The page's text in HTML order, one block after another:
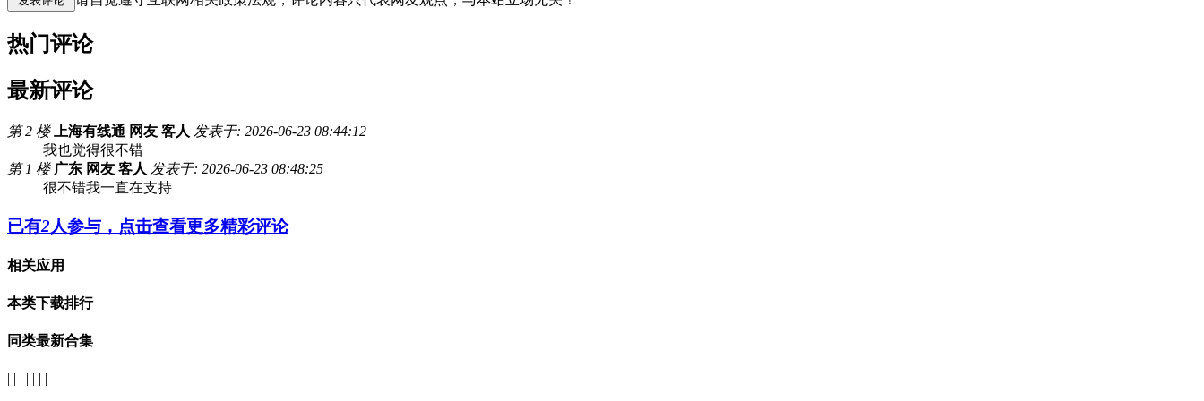
热门评论
最新评论
第 2 楼 上海有线通 网友 客人 发表于: 2026-06-23 08:44:12
我也觉得很不错
第 1 楼 广东 网友 客人 发表于: 2026-06-23 08:48:25
很不错我一直在支持
已有2人参与，点击查看更多精彩评论
相关应用
本类下载排行
同类最新合集
| | | | | | |